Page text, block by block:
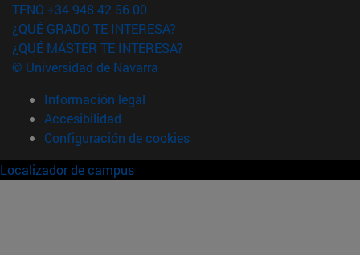
TFNO +34 948 42 56 00
¿QUÉ GRADO TE INTERESA?
¿QUÉ MÁSTER TE INTERESA?
© Universidad de Navarra
Información legal
Accesibilidad
Configuración de cookies
Localizador de campus